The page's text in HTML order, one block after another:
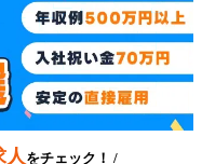
人 をチェック！ /